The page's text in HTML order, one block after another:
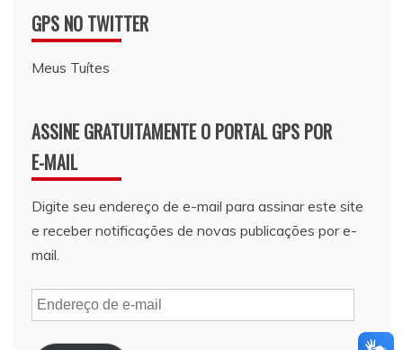
GPS NO TWITTER
Meus Tuítes
ASSINE GRATUITAMENTE O PORTAL GPS POR
E-MAIL
Digite seu endereço de e-mail para assinar este site
e receber notificações de novas publicações por e-
mail.
Endereço
de